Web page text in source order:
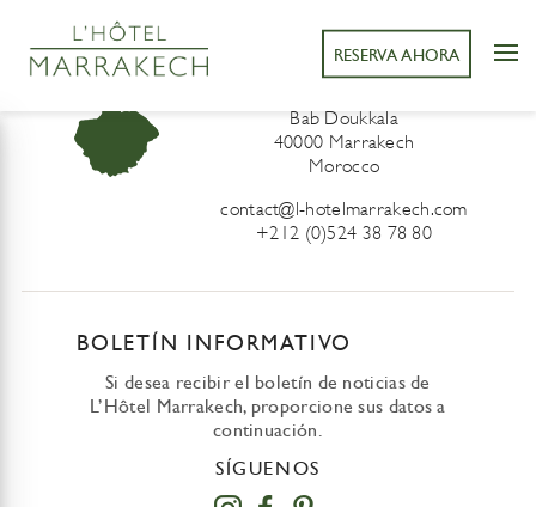
RESERVA AHORA
L’Hôtel Marrakech
Bab Doukkala
40000 Marrakech
Morocco
contact@l-hotelmarrakech.com
+212 (0)524 38 78 80
BOLETÍN INFORMATIVO
Si desea recibir el boletín de noticias de
L’Hôtel Marrakech, proporcione sus datos a
continuación.
SÍGUENOS